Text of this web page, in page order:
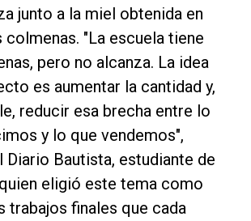
junto a la miel obtenida en
colmenas. "La escuela tiene
pero no alcanza. La idea
es aumentar la cantidad y,
reducir esa brecha entre lo
y lo que vendemos",
Diario Bautista, estudiante de
eligió este tema como
trabajos finales que cada